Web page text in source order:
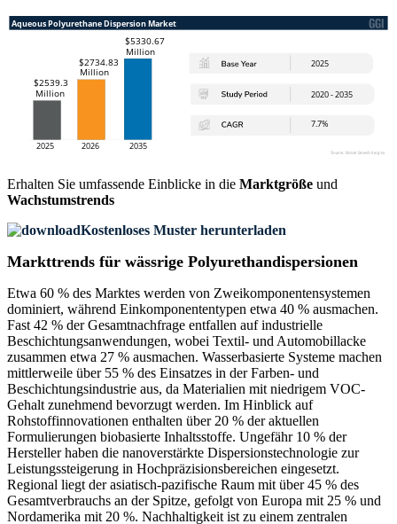
Erhalten Sie umfassende Einblicke in die Marktgröße und
Wachstumstrends
Kostenloses Muster herunterladen
Markttrends für wässrige Polyurethandispersionen
Etwa 60 % des Marktes werden von Zweikomponentensystemen
dominiert, während Einkomponententypen etwa 40 % ausmachen.
Fast 42 % der Gesamtnachfrage entfallen auf industrielle
Beschichtungsanwendungen, wobei Textil- und Automobillacke
zusammen etwa 27 % ausmachen. Wasserbasierte Systeme machen
mittlerweile über 55 % des Einsatzes in der Farben- und
Beschichtungsindustrie aus, da Materialien mit niedrigem VOC-
Gehalt zunehmend bevorzugt werden. Im Hinblick auf
Rohstoffinnovationen enthalten über 20 % der aktuellen
Formulierungen biobasierte Inhaltsstoffe. Ungefähr 10 % der
Hersteller haben die nanoverstärkte Dispersionstechnologie zur
Leistungssteigerung in Hochpräzisionsbereichen eingesetzt.
Regional liegt der asiatisch-pazifische Raum mit über 45 % des
Gesamtverbrauchs an der Spitze, gefolgt von Europa mit 25 % und
Nordamerika mit 20 %. Nachhaltigkeit ist zu einem zentralen